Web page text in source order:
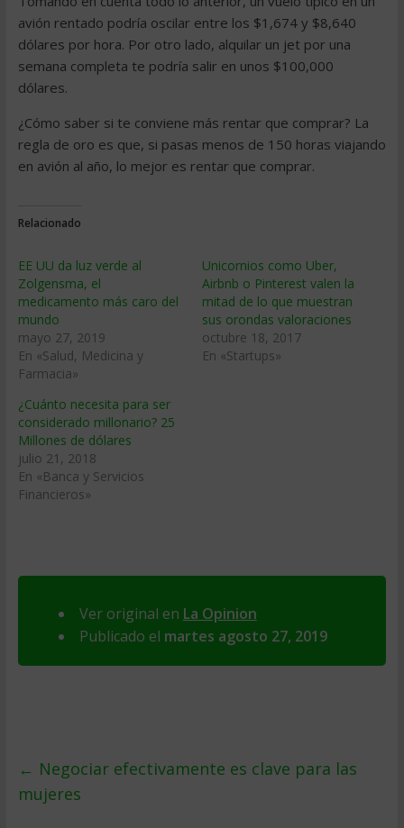
avión rentado podría oscilar entre los $1,674 y $8,640
dólares por hora. Por otro lado, alquilar un jet por una
semana completa te podría salir en unos $100,000
dólares.
¿Cómo saber si te conviene más rentar que comprar? La
regla de oro es que, si pasas menos de 150 horas viajando
en avión al año, lo mejor es rentar que comprar.
Relacionado
EE UU da luz verde al
Zolgensma, el
medicamento más caro del
mundo
mayo 27, 2019
En «Salud, Medicina y
Farmacia»
Unicornios como Uber,
Airbnb o Pinterest valen la
mitad de lo que muestran
sus orondas valoraciones
octubre 18, 2017
En «Startups»
¿Cuánto necesita para ser
considerado millonario? 25
Millones de dólares
julio 21, 2018
En «Banca y Servicios
Financieros»
Ver original en La Opinion
Publicado el martes agosto 27, 2019
← Negociar efectivamente es clave para las
mujeres